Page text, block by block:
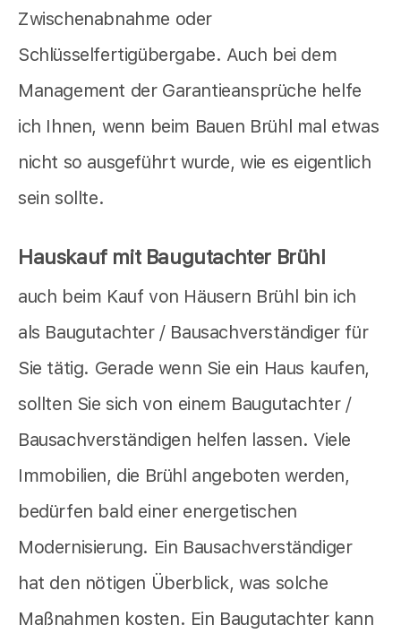
Zwischenabnahme oder
Schlüsselfertigübergabe. Auch bei dem
Management der Garantieansprüche helfe
ich Ihnen, wenn beim Bauen Brühl mal etwas
nicht so ausgeführt wurde, wie es eigentlich
sein sollte.
Hauskauf mit Baugutachter Brühl
auch beim Kauf von Häusern Brühl bin ich
als Baugutachter / Bausachverständiger für
Sie tätig. Gerade wenn Sie ein Haus kaufen,
sollten Sie sich von einem Baugutachter /
Bausachverständigen helfen lassen. Viele
Immobilien, die Brühl angeboten werden,
bedürfen bald einer energetischen
Modernisierung. Ein Bausachverständiger
hat den nötigen Überblick, was solche
Maßnahmen kosten. Ein Baugutachter kann